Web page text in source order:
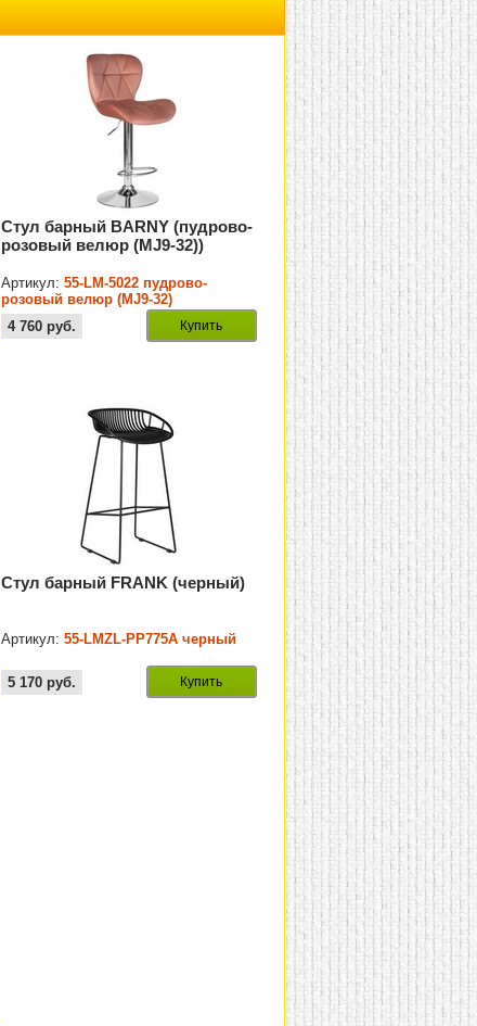
Стул барный BARNY (пудрово-
розовый велюр (MJ9-32))
Артикул:55-LM-5022 пудрово-
розовый велюр (MJ9-32)
4 760 руб. Купить
Стул барный FRANK (черный)
Артикул:55-LMZL-PP775A черный
5 170 руб. Купить